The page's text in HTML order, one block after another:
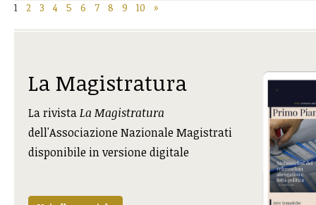
1 2 3 4 5 6 7 8 9 10 »
La Magistratura
La rivistaLa Magistratura
dell'Associazione Nazionale Magistrati
disponibile in versione digitale